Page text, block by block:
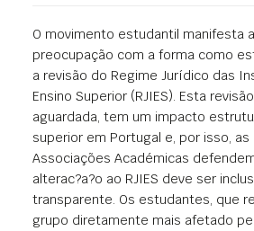
O movimento estudantil manifesta
preocupação com a forma como
a revisão do Regime Jurídico das
Ensino Superior (RJIES). Esta
aguardada, tem um impacto
superior em Portugal e, por isso, as
Associações Académicas
alterac?a?o ao RJIES deve ser
transparente. Os estudantes, que
grupo diretamente mais afetado